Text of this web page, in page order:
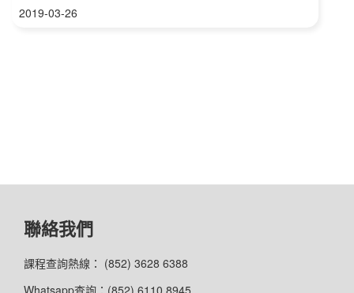
2019-03-26
聯絡我們
課程查詢熱線： (852) 3628 6388
Whatsapp查詢：(852) 6110 8945